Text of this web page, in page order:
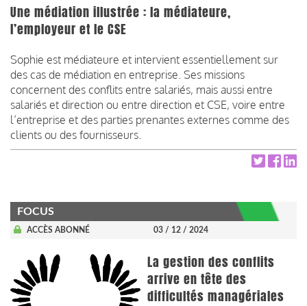
Une médiation illustrée : la médiateure,
l’employeur et le CSE
Sophie est médiateure et intervient essentiellement sur
des cas de médiation en entreprise. Ses missions
concernent des conflits entre salariés, mais aussi entre
salariés et direction ou entre direction et CSE, voire entre
l’entreprise et des parties prenantes externes comme des
clients ou des fournisseurs.
FOCUS
ACCÈS ABONNÉ 03 / 12 / 2024
La gestion des conflits
arrive en tête des
difficultés managériales